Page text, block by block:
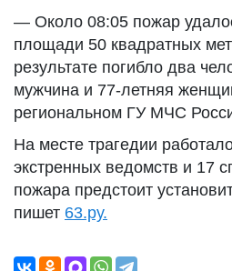
— Около 08:05 пожар
площади 50 квадратных
результате погибло два
мужчина и 77-летняя
региональном ГУ МЧС
На месте трагедии
экстренных ведомств и 17
пожара предстоит
пишет 63.ру.